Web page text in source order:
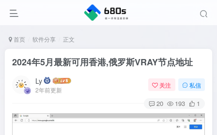
首页 软件分享 正文
2024年5月最新可用香港,俄罗斯VRAY节点地址
Ly
2年前更新
关注 私信
20 193 1